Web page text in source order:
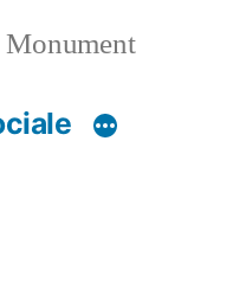
Monument